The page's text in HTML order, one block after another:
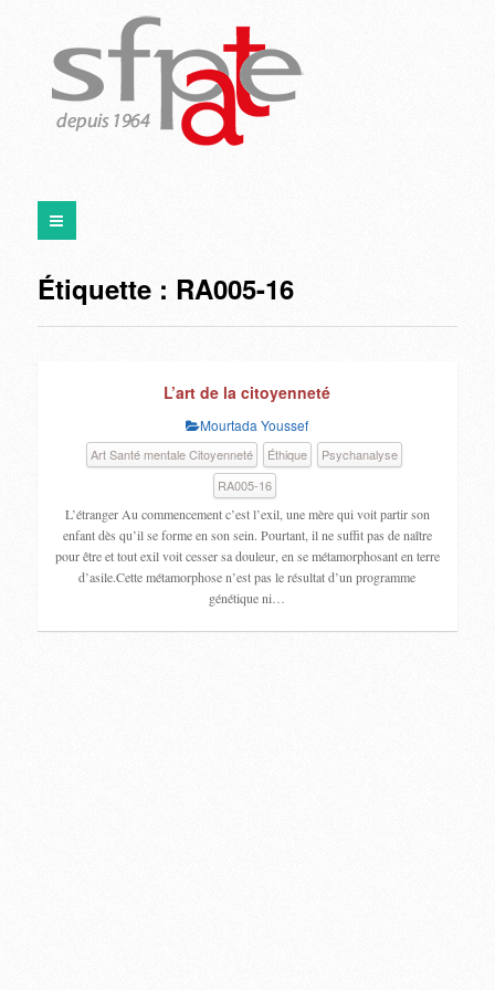
Étiquette : RA005-16
L’art de la citoyenneté
Mourtada Youssef
Art Santé mentale Citoyenneté Éthique
Psychanalyse
RA005-16
L’étranger Au commencement c’est l’exil, une mère qui voit partir son
enfant dès qu’il se forme en son sein. Pourtant, il ne suffit pas de naître
pour être et tout exil voit cesser sa douleur, en se métamorphosant en terre
d’asile.Cette métamorphose n’est pas le résultat d’un programme
génétique ni…